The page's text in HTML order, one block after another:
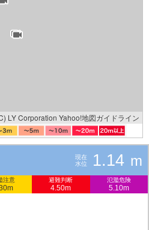
LY Corporation Yahoo!地図ガイドライン
現在
水位
1.14 m
注意 避難判断
4.50m
氾濫危険
5.10m